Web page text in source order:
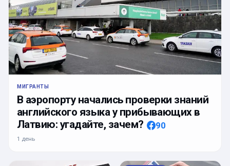
МИГРАНТЫ
В аэропорту начались проверки знаний
английского языка у прибывающих в
Латвию: угадайте, зачем?
90
1 день